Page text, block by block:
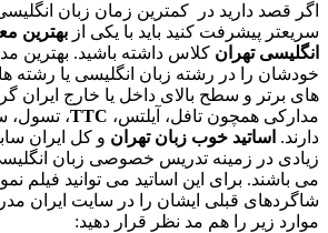
اگر قصد دارید در کمترین زمان زبان انگلیسی
سریعتر پیشرفت کنید باید با یکی از بهترین
انگلیسی تهران کلاس داشته باشید. بهترین
خودشان را در رشته زبان انگلیسی یا رشته
های برتر و سطح بالای داخل یا خارج ایران
مدارکی همچون تافل، آیلتس، TTC، تسول،
دارند. اساتید خوب زبان تهران و کل ایران
زیادی در زمینه تدریس خصوصی زبان انگلیسی
می باشند. برای این اساتید می توانید فیلم
شاگردهای قبلی ایشان را در سایت ایران
موارد زیر را هم مد نظر قرار دهید: